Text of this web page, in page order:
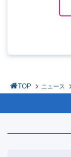
TOP ニュース